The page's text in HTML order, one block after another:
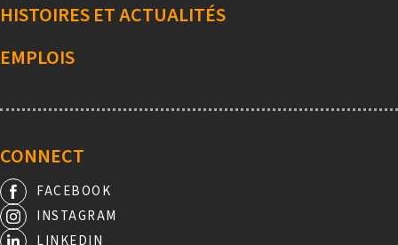
CONNECT
FACEBOOK
INSTAGRAM
LINKEDIN
HISTOIRES ET ACTUALITÉS
EMPLOIS